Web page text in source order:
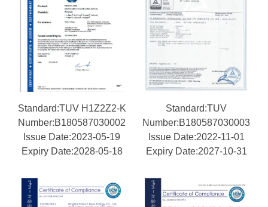
Standard:TUV H1Z2Z2-K
Number:B180587030002
Issue Date:2023-05-19
Expiry Date:2028-05-18
Standard:TUV
Number:B180587030003
Issue Date:2022-11-01
Expiry Date:2027-10-31